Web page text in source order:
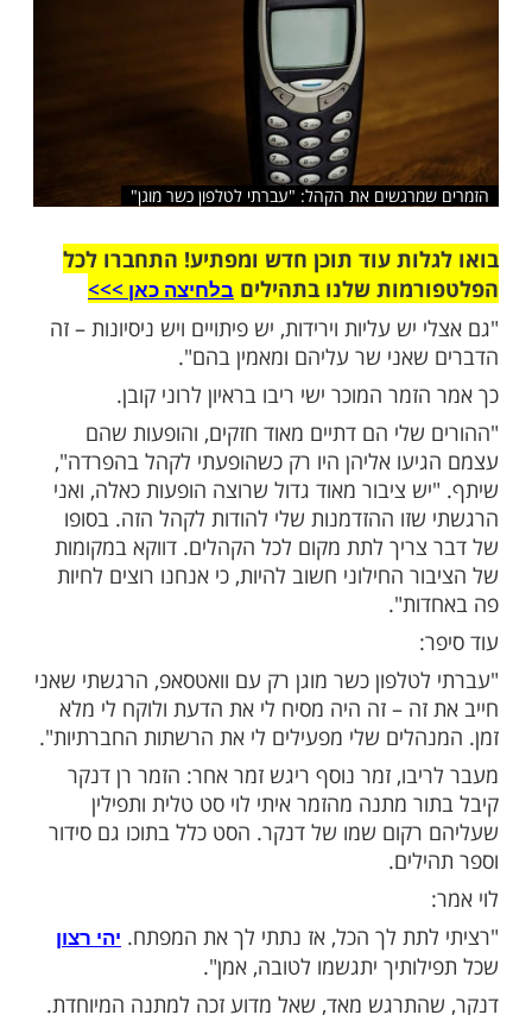
שלח לחבר
את הקהל: "עברתי לטלפון כשר מוגן"
עוד תוכן חדש ומפתיע! התחברו לכל
שלנו בתהיליםבלחיצה כאן >>>​
עליות וירידות, יש פיתויים ויש ניסיונות – זה
שר עליהם ומאמין בהם".
המוכר ישי ריבו בראיון לרוני קובן.
הם דתיים מאוד חזקים, והופעות שהם
אליהן היו רק כשהופעתי לקהל בהפרדה",
ציבור מאוד גדול שרוצה הופעות כאלה, ואני
ההזדמנות שלי להודות לקהל הזה. בסופו
לתת מקום לכל הקהלים. דווקא במקומות
החילוני חשוב להיות, כי אנחנו רוצים לחיות
כשר מוגן רק עם וואטסאפ, הרגשתי שאני